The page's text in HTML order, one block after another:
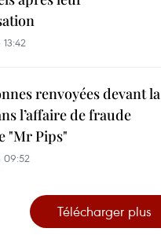
renvoyées devant la
l’affaire de fraude
"Mr Pips"
Télécharger plus